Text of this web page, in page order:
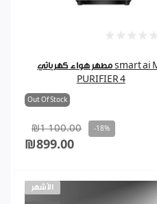
مطهر هواء كهربائي smart ai MI
PURIFIER 4
Out Of Stock
₪1 100.00 -18%
₪899.00
الأشهر